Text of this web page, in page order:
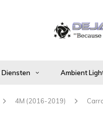
Diensten Ambient
4M (2016-2019)